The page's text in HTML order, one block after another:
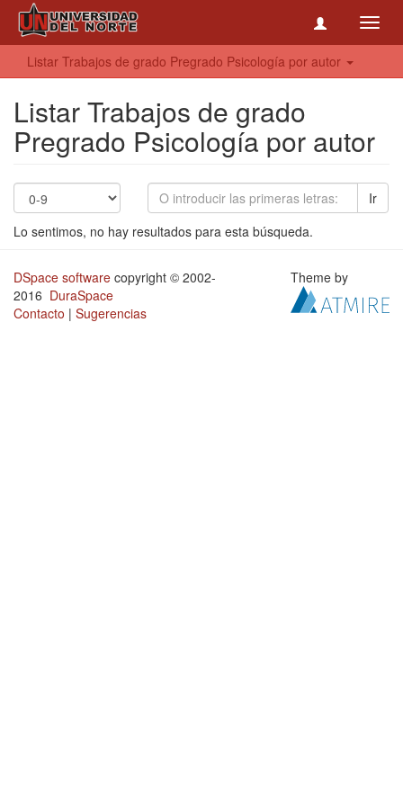
Listar Trabajos de grado Pregrado Psicología por autor
Listar Trabajos de grado
Pregrado Psicología por autor
Ir
Lo sentimos, no hay resultados para esta búsqueda.
DSpace software copyright © 2002-
2016 DuraSpace
Contacto | Sugerencias
Theme by